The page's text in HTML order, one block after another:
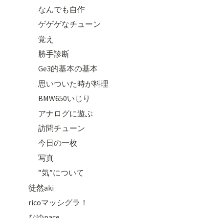
なんでも自作
ゲゲゲなチューン
覚え
勝手診断
Ge3的基本の基本
思いついた時が料理
BMW650いじり
アナログに遊ぶ
訪問チューン
今日の一枚
写真
”気”について
徒然aki
ricoマッシグラ！